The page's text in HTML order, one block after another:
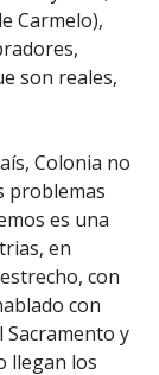
Carmelo),
son reales,
Colonia no
problemas
es una
en
con
con
y
llegan los